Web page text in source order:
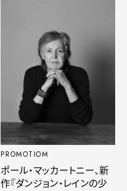
PROMOTIOM
ポール・マッカートニー、新
作『ダンジョン・レインの少